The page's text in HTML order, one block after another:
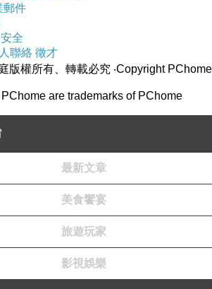
訂做，你幾乎不會感到任何意
或者是珍妮佛羅培茲的人可以
托斯卡尼 You Me Tuscany 2026
聲 Voicemails for Isabelle
郵件
全
聯絡 徵才
版權所有、轉載必究 ‧Copyright PChome
are trademarks of PChome
最新文章
美食饗宴
旅遊玩家
影視娛樂